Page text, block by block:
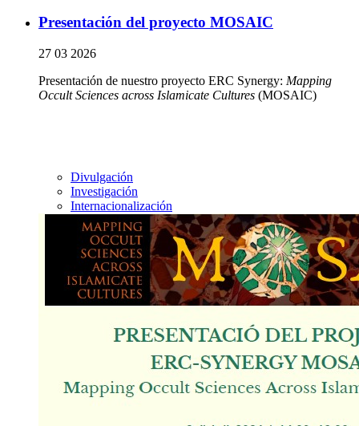
Presentación del proyecto MOSAIC
27 03 2026
Presentación de nuestro proyecto ERC Synergy: Mapping
Occult Sciences across Islamicate Cultures (MOSAIC)
Divulgación
Investigación
Internacionalización